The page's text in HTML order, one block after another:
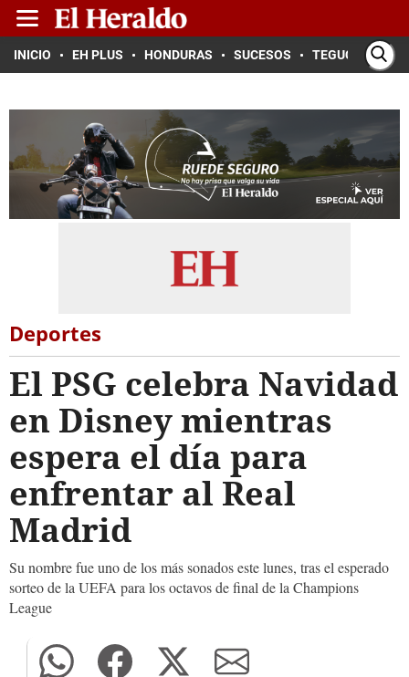
INICIO EH PLUS HONDURAS SUCESOS TEGUCIGALPA
Deportes
El PSG celebra Navidad
en Disney mientras
espera el día para
enfrentar al Real
Madrid
Su nombre fue uno de los más sonados este lunes, tras el esperado
sorteo de la UEFA para los octavos de final de la Champions
League